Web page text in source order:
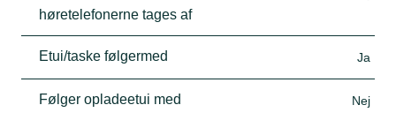
høretelefonerne tages af
Etui/taske følgermed Ja
Følger opladeetui med Nej